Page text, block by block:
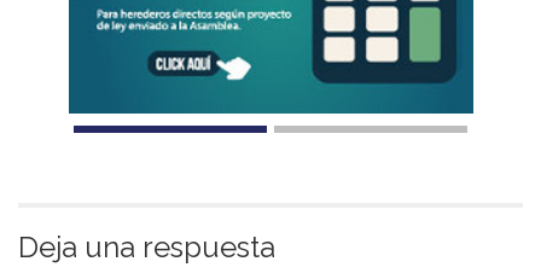
Deja una respuesta